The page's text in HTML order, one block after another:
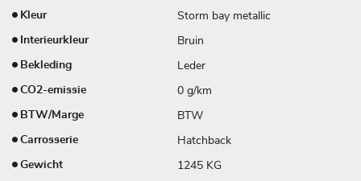
Kleur Storm bay metallic
Interieurkleur Bruin
Bekleding Leder
CO2-emissie 0 g/km
BTW/Marge BTW
Carrosserie Hatchback
Gewicht 1245 KG